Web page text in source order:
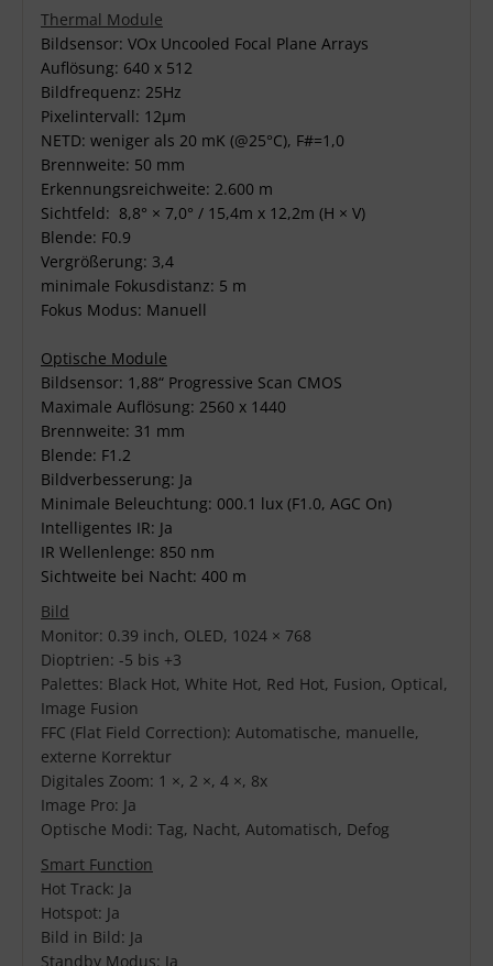
Thermal Module
Bildsensor: VOx Uncooled Focal Plane Arrays
Auflösung: 640 x 512
Bildfrequenz: 25Hz
Pixelintervall: 12µm
NETD: weniger als 20 mK (@25°C), F#=1,0
Brennweite: 50 mm
Erkennungsreichweite: 2.600 m
Sichtfeld: 8,8° × 7,0° / 15,4m x 12,2m (H × V)
Blende: F0.9
Vergrößerung: 3,4
minimale Fokusdistanz: 5 m
Fokus Modus: Manuell
Optische Module
Bildsensor: 1,88“ Progressive Scan CMOS
Maximale Auflösung: 2560 x 1440
Brennweite: 31 mm
Blende: F1.2
Bildverbesserung: Ja
Minimale Beleuchtung: 000.1 lux (F1.0, AGC On)
Intelligentes IR: Ja
IR Wellenlenge: 850 nm
Sichtweite bei Nacht: 400 m
Bild
Monitor: 0.39 inch, OLED, 1024 × 768
Dioptrien: -5 bis +3
Palettes: Black Hot, White Hot, Red Hot, Fusion, Optical,
Image Fusion
FFC (Flat Field Correction): Automatische, manuelle,
externe Korrektur
Digitales Zoom: 1 ×, 2 ×, 4 ×, 8x
Image Pro: Ja
Optische Modi: Tag, Nacht, Automatisch, Defog
Smart Function
Hot Track: Ja
Hotspot: Ja
Bild in Bild: Ja
Standby Modus: Ja